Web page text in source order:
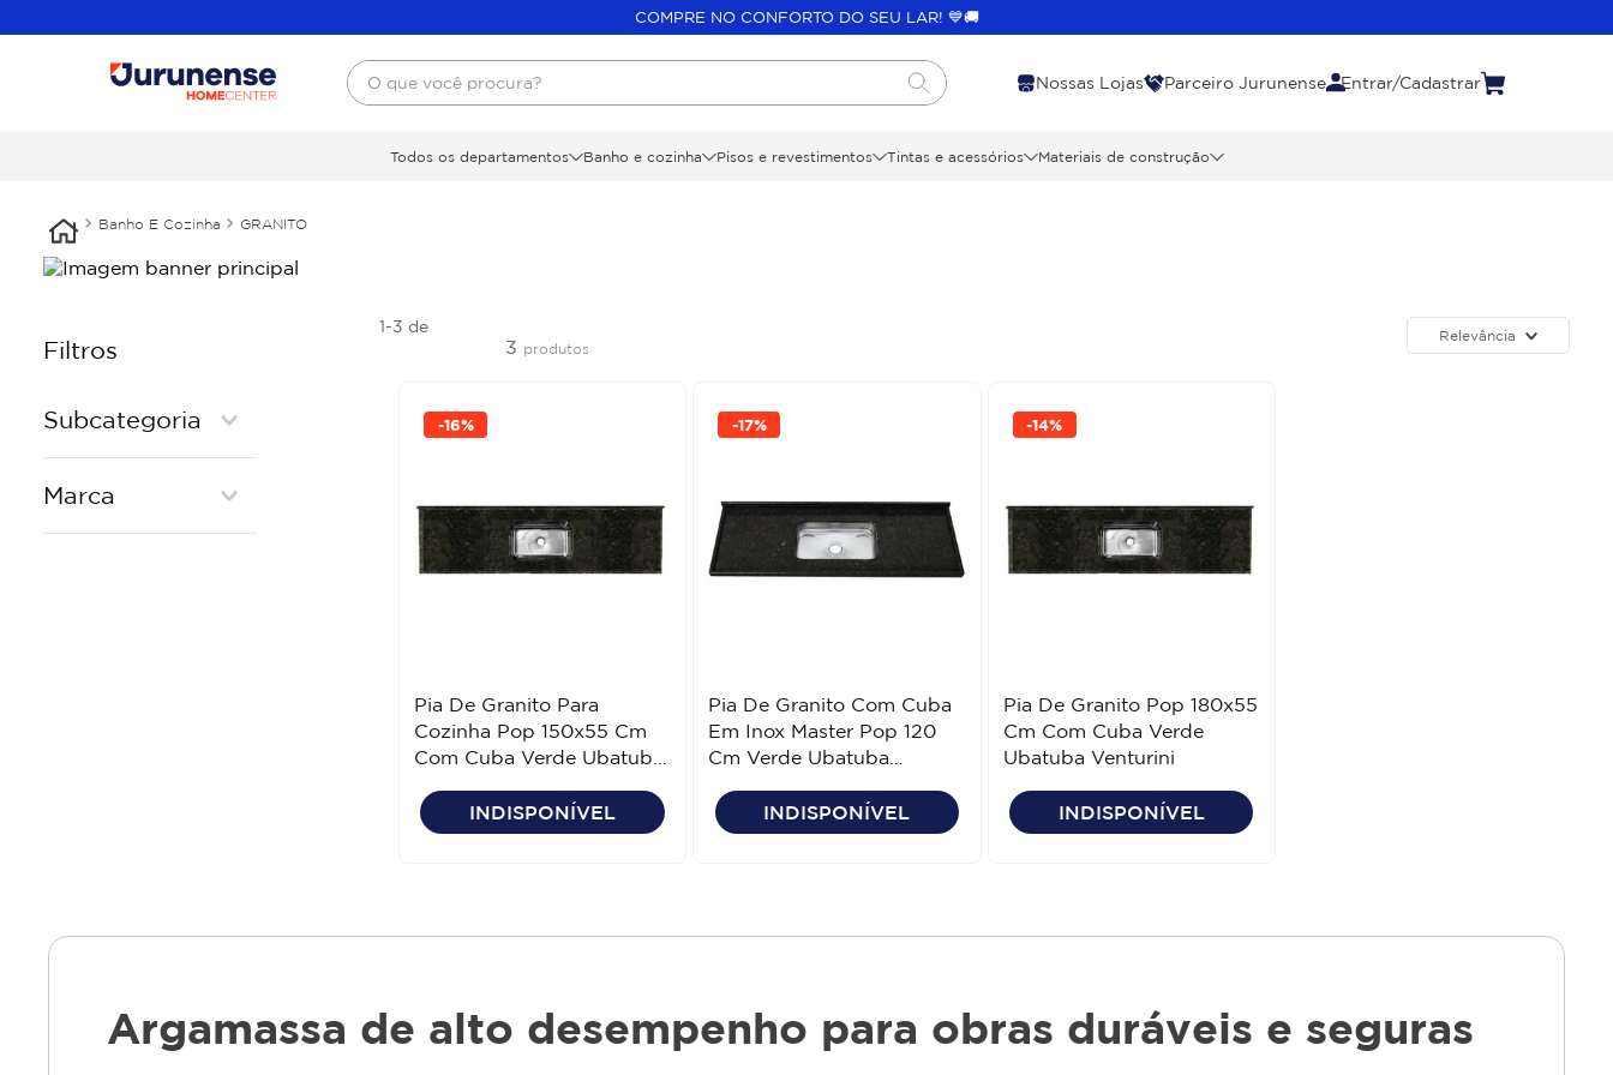
COMPRE NO CONFORTO DO SEU LAR! 💙🚚
O que você procura?
Nossas Lojas Parceiro Jurunense Entrar/Cadastrar
Todos os departamentos Banho e cozinha Pisos e revestimentos Tintas e acessórios Materiais de construção
Banho E Cozinha GRANITO
Filtros
Subcategoria
Marca
1-3 de
3 produtos
Relevância
-16%
Pia De Granito Para
Cozinha Pop 150x55 Cm
Com Cuba Verde Ubatuba
INDISPONÍVEL
-17%
Pia De Granito Com Cuba
Em Inox Master Pop 120
Cm Verde Ubatuba
INDISPONÍVEL
-14%
Pia De Granito Pop 180x55
Cm Com Cuba Verde
Ubatuba Venturini
INDISPONÍVEL
Argamassa de alto desempenho para obras duráveis e seguras